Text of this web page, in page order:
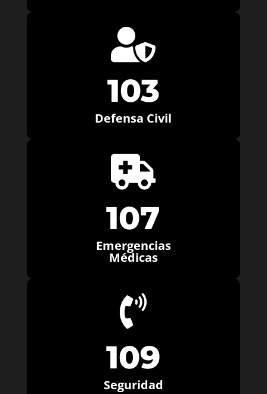

103
Defensa Civil

107
Emergencias
Médicas

109
Seguridad